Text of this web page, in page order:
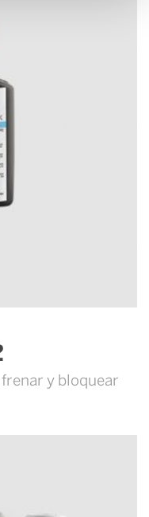
y bloquear